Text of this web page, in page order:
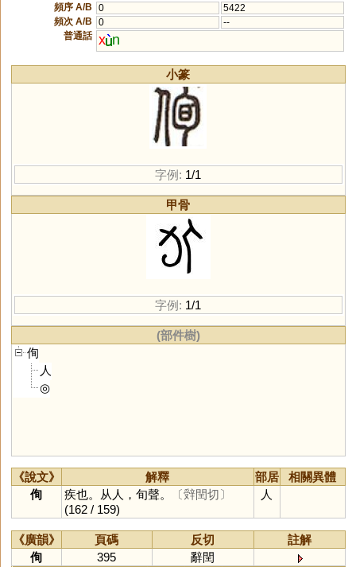
頻序 A/B
0
5422
頻次 A/B
0
--
普通話 x n
小篆
字例: 1/1
甲骨
字例: 1/1
(部件樹)
侚
人
◎
《說文》 解釋 部居
相關異體
侚
疾也。从人，旬聲。
〔辤閏切〕
(162 / 159)
人
《廣韻》 頁碼 反切
註解
侚
395
辭閏